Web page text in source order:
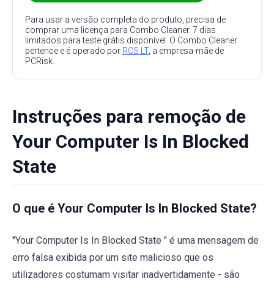
Para usar a versão completa do produto, precisa de
comprar uma licença para Combo Cleaner. 7 dias
limitados para teste grátis disponível. O Combo Cleaner
pertence e é operado por RCS LT, a empresa-mãe de
PCRisk.
Instruções para remoção de
Your Computer Is In Blocked
State
O que é Your Computer Is In Blocked State?
"Your Computer Is In Blocked State " é uma mensagem de
erro falsa exibida por um site malicioso que os
utilizadores costumam visitar inadvertidamente - são